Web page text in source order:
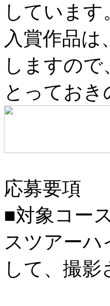
しています
入賞作品
しますの
とってお
応募要項
■対象コー
スツアー
して、撮